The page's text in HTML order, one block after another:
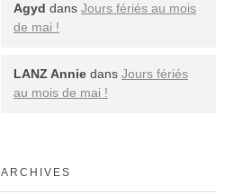
Agyd dans Jours fériés au mois
de mai !
LANZ Annie dans Jours fériés
au mois de mai !
ARCHIVES